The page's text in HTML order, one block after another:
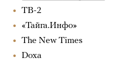
ТВ-2
«Тайга.Инфо»
The New Times
Doxa